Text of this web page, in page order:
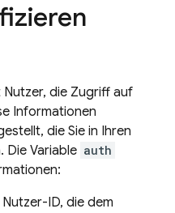
die Zugriff auf
Informationen
die Sie in Ihren
Die Variable auth
ID, die dem